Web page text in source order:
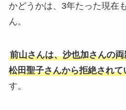
かどうかは、3年たった現在
ん。
前山さんは、沙也加さんの
松田聖子さんから拒絶されて
す。